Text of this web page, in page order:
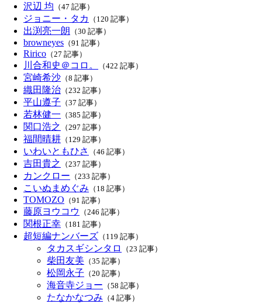
沢辺 均 （47 記事）
ジョニー・タカ （120 記事）
出渕亮一朗 （30 記事）
browneyes （91 記事）
Ririco （27 記事）
川合和史＠コロ。 （422 記事）
宮崎希沙 （8 記事）
織田隆治 （232 記事）
平山遵子 （37 記事）
若林健一 （385 記事）
関口浩之 （297 記事）
福間晴耕 （129 記事）
いわいともひさ （46 記事）
吉田貴之 （237 記事）
カンクロー （233 記事）
こいぬまめぐみ （18 記事）
TOMOZO （91 記事）
藤原ヨウコウ （246 記事）
関根正幸 （181 記事）
超短編ナンバーズ （119 記事）
タカスギシンタロ （23 記事）
柴田友美 （35 記事）
松岡永子 （20 記事）
海音寺ジョー （58 記事）
たなかなつみ （4 記事）